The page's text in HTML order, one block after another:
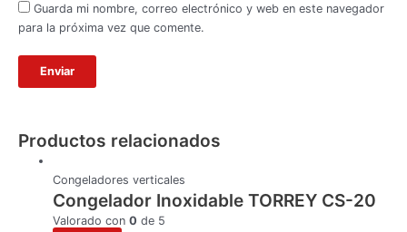
Guarda mi nombre, correo electrónico y web en este navegador
para la próxima vez que comente.
Productos relacionados
Congeladores verticales
Congelador Inoxidable TORREY CS-20
Valorado con0 de 5